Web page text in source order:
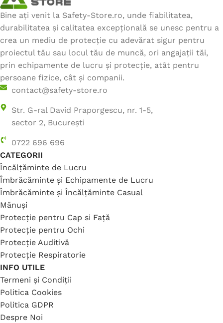
Bine ați venit la Safety-Store.ro, unde fiabilitatea,
durabilitatea și calitatea excepțională se unesc pentru a
crea un mediu de protecție cu adevărat sigur pentru
proiectul tău sau locul tău de muncă, ori angajații tăi,
prin echipamente de lucru și protecție, atât pentru
persoane fizice, cât și companii.
contact@safety-store.ro
Str. G-ral David Praporgescu, nr. 1-5,
sector 2, București
0722 696 696
CATEGORII
Încălțăminte de Lucru
Îmbrăcăminte și Echipamente de Lucru
Îmbrăcăminte și Încălțăminte Casual
Mănuși
Protecție pentru Cap si Față
Protecție pentru Ochi
Protecție Auditivă
Protecție Respiratorie
INFO UTILE
Termeni și Condiții
Politica Cookies
Politica GDPR
Despre Noi